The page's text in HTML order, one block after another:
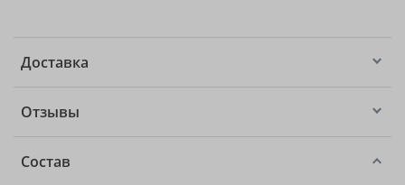
Доставка
Отзывы
Состав